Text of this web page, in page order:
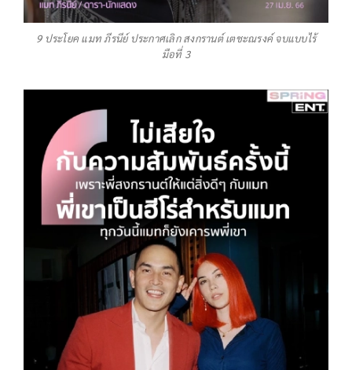
9 ประโยค แมท ภีรนีย์ ประกาศเลิก สงกรานต์ เตชะณรงค์ จบแบบไร้
มือที่ 3